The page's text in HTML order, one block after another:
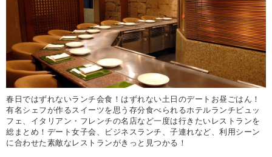
春日ではずれないランチ会食！はずれない土日のデートお昼ごはん！
有名シェフが作るスイーツを思う存分食べられるホテルランチビュッ
フェ、イタリアン・フレンチの名店など一度は行きたいレストランを
総まとめ！デート女子会、ビジネスランチ、子連れなど、利用シーン
に合わせた素敵なレストランがきっと見つかる！